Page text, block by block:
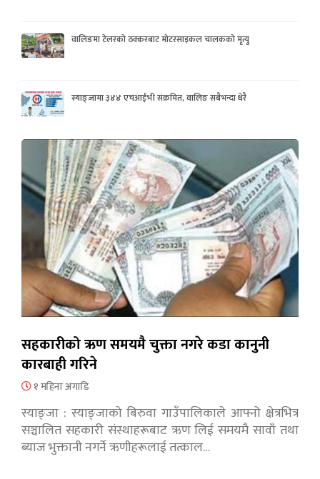
वालिङमा टेलरको ठक्करबाट मोटरसाइकल चालकको मृत्यु
स्याङ्जामा ३४४ एचआईभी संक्रमित, वालिङ सबैभन्दा धेरै
सहकारीको ऋण समयमै चुक्ता नगरे कडा कानुनी
कारबाही गरिने
१ महिना अगाडि
स्याङ्जा : स्याङ्जाको बिरुवा गाउँपालिकाले आफ्नो क्षेत्रभित्र
सञ्चालित सहकारी संस्थाहरूबाट ऋण लिई समयमै सावाँ तथा
ब्याज भुक्तानी नगर्ने ऋणीहरूलाई तत्काल…